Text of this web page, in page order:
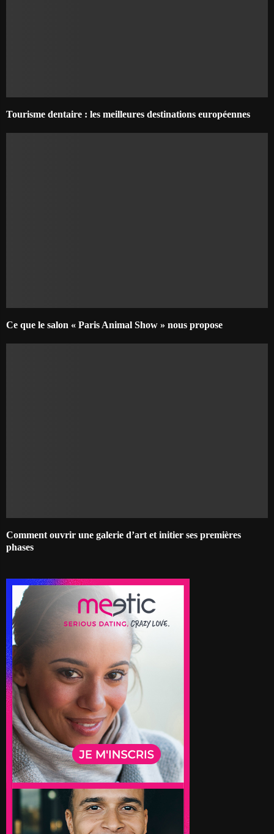
Tourisme dentaire : les meilleures destinations européennes
Ce que le salon « Paris Animal Show » nous propose
Comment ouvrir une galerie d’art et initier ses premières
phases